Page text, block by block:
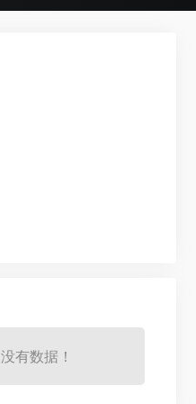
没有数据！